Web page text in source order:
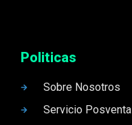
Politicas
Sobre Nosotros
Servicio Posventa